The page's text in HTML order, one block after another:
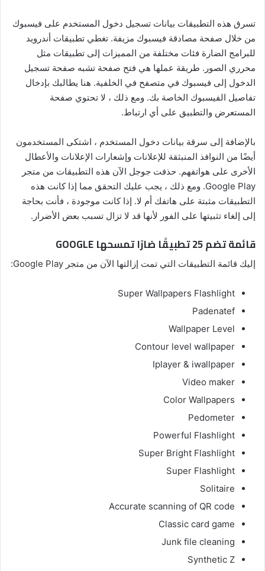
تسرق هذه التطبيقات بيانات تسجيل دخول المستخدم على فيسبوك
من خلال صفحة مصادقة فيسبوك مزيفة. تغطي تطبيقات أندرويد
للبرامج الضارة فئات مختلفة من المميزات إلى تطبيقات مثل
محرري الصور. طريقة عملها هي فتح صفحة تشبه صفحة تسجيل
الدخول إلى فيسبوك في متصفح في الخلفية. هنا يطالبك بإدخال
تفاصيل الفيسبوك الخاصة بك. ومع ذلك ، لا تحتوي صفحة
المستعرض والتطبيق على أي ارتباط.
بالإضافة إلى سرقة بيانات دخول المستخدم ، اشتكى المستخدمون
أيضًا من النوافذ المنبثقة للإعلانات وإشعارات الإعلانات والأعطال
الأخرى على هواتفهم. حذفت جوجل الآن هذه التطبيقات من متجر
Google Play. ومع ذلك ، يجب عليك التحقق مما إذا كانت هذه
التطبيقات مثبتة على هاتفك أم لا. إذا كانت موجودة ، فأنت بحاجة
إلى إلغاء تثبيتها على الفور لأنها قد لا تزال تسبب بعض الأضرار.
قائمة تضم 25 تطبيقًا ضارًا تمسحها GOOGLE
إليك قائمة التطبيقات التي تمت إزالتها الآن من متجر Google Play:
Super Wallpapers Flashlight
Padenatef
Wallpaper Level
Contour level wallpaper
Iplayer & iwallpaper
Video maker
Color Wallpapers
Pedometer
Powerful Flashlight
Super Bright Flashlight
Super Flashlight
Solitaire
Accurate scanning of QR code
Classic card game
Junk file cleaning
Synthetic Z